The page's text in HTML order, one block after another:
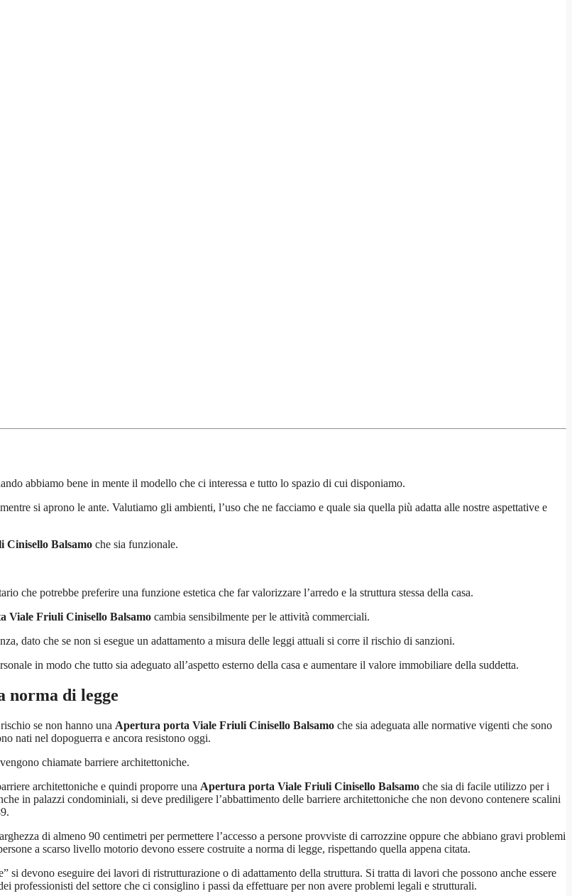
abbiamo bene in mente il modello che ci interessa e tutto lo spazio di cui disponiamo.
si aprono le ante. Valutiamo gli ambienti, l’uso che ne facciamo e quale sia quella più adatta alle nostre aspettative e
Balsamo che sia funzionale.
che potrebbe preferire una funzione estetica che far valorizzare l’arredo e la struttura stessa della casa.
Viale Friuli Cinisello Balsamo cambia sensibilmente per le attività commerciali.
dato che se non si esegue un adattamento a misura delle leggi attuali si corre il rischio di sanzioni.
in modo che tutto sia adeguato all’aspetto esterno della casa e aumentare il valore immobiliare della suddetta.
norma di legge
se non hanno una Apertura porta Viale Friuli Cinisello Balsamo che sia adeguata alle normative vigenti che sono
nati nel dopoguerra e ancora resistono oggi.
chiamate barriere architettoniche.
architettoniche e quindi proporre una Apertura porta Viale Friuli Cinisello Balsamo che sia di facile utilizzo per i
in palazzi condominiali, si deve prediligere l’abbattimento delle barriere architettoniche che non devono contenere scalini
di almeno 90 centimetri per permettere l’accesso a persone provviste di carrozzine oppure che abbiano gravi problemi
a scarso livello motorio devono essere costruite a norma di legge, rispettando quella appena citata.
si devono eseguire dei lavori di ristrutturazione o di adattamento della struttura. Si tratta di lavori che possono anche essere
del settore che ci consiglino i passi da effettuare per non avere problemi legali e strutturali.